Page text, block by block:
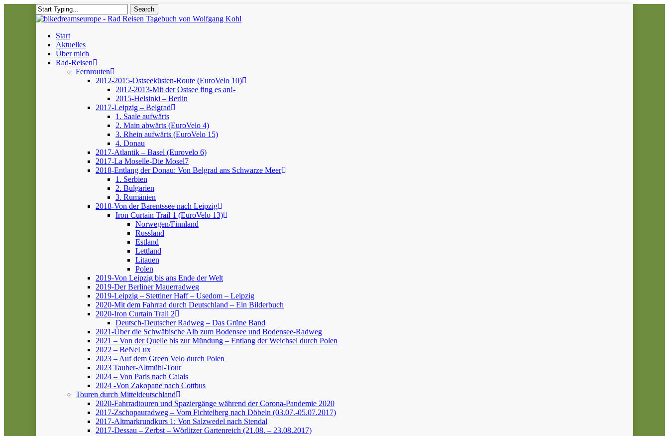
Search
Close
Menu
Start
Aktuelles
Über mich
Rad-Reisen
Fernrouten
2012-2015-Ostseeküsten-Route (EuroVelo 10)
2012-2013-Mit der Ostsee fing es an!-
2015-Helsinki – Berlin
2017-Leipzig – Belgrad
1. Saale aufwärts
2. Main abwärts (EuroVelo 4)
3. Rhein aufwärts (EuroVelo 15)
4. Donau
2017-Atlantik – Basel (Eurovelo 6)
2017-La Moselle-Die Mosel7
2018-Entlang der Donau: Von Belgrad ans Schwarze Meer
1. Serbien
2. Bulgarien
3. Rumänien
2018-Von der Barentssee nach Leipzig
Iron Curtain Trail 1 (EuroVelo 13)
Norwegen/Finnland
Russland
Estland
Lettland
Litauen
Polen
2019-Von Leipzig bis ans Ende der Welt
2019-Der Berliner Mauerradweg
2019-Leipzig – Stettiner Haff – Usedom – Leipzig
2020-Mit dem Fahrrad durch Deutschland – Ein Bilderbuch
2020-Iron Curtain Trail 2
Deutsch-Deutscher Radweg – Das Grüne Band
2021-Über die Schwäbische Alb zum Bodensee und Bodensee-Radweg
2021 – Von der Quelle bis zur Mündung – Entlang der Weichsel durch Polen
2022 – BeNeLux
2023 – Auf dem Green Velo durch Polen
2023 Tauber-Altmühl-Tour
2024 – Von Paris nach Calais
2024 -Von Zakopane nach Cottbus
Touren durch Mitteldeutschland
2020-Fahrradtouren und Spaziergänge während der Corona-Pandemie 2020
2017-Zschopauradweg – Vom Fichtelberg nach Döbeln (03.07.-05.07.2017)
2017-Altmarkrundkurs 1: Von Salzwedel nach Stendal
2017-Dessau – Zerbst – Wörlitzer Gartenreich (21.08. – 23.08.2017)